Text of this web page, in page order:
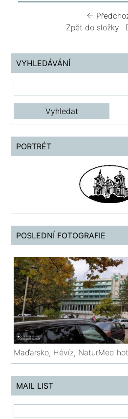
←
Zpět do složky
VYHLEDÁVÁNÍ
PORTRÉT
POSLEDNÍ FOTOGRAFIE
Maďarsko, Hévíz, NaturMed
MAIL LIST